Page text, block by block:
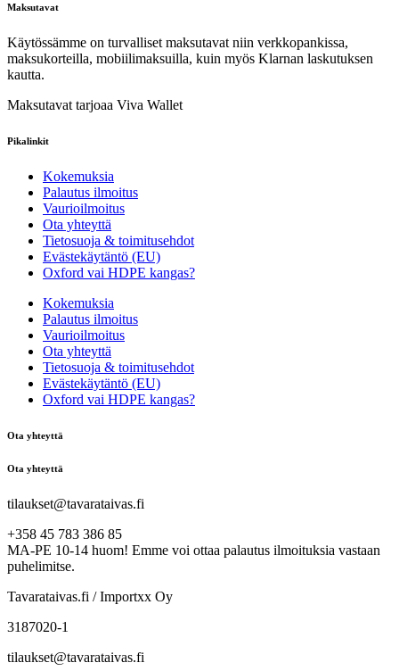
Maksutavat
Käytössämme on turvalliset maksutavat niin verkkopankissa,
maksukorteilla, mobiilimaksuilla, kuin myös Klarnan laskutuksen
kautta.
Maksutavat tarjoaa Viva Wallet
Pikalinkit
Kokemuksia
Palautus ilmoitus
Vaurioilmoitus
Ota yhteyttä
Tietosuoja & toimitusehdot
Evästekäytäntö (EU)
Oxford vai HDPE kangas?
Kokemuksia
Palautus ilmoitus
Vaurioilmoitus
Ota yhteyttä
Tietosuoja & toimitusehdot
Evästekäytäntö (EU)
Oxford vai HDPE kangas?
Ota yhteyttä
Ota yhteyttä
tilaukset@tavarataivas.fi
+358 45 783 386 85
MA-PE 10-14 huom! Emme voi ottaa palautus ilmoituksia vastaan
puhelimitse.
Tavarataivas.fi / Importxx Oy
3187020-1
tilaukset@tavarataivas.fi